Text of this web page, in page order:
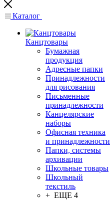
Каталог
Канцтовары
Бумажная
продукция
Адресные папки
Принадлежности
для рисования
Письменные
принадлежности
Канцелярские
наборы
Офисная техника
и принадлежности
Папки, системы
архивации
Школьные товары
Школьный
текстиль
+ ЕЩЕ 4